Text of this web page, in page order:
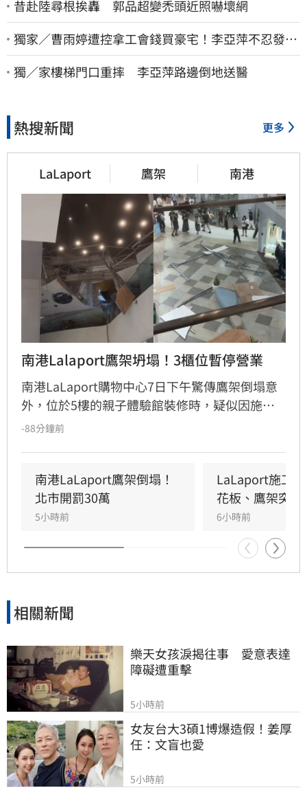
昔赴陸尋根挨轟 郭品超變禿頭近照嚇壞網
獨家／曹雨婷遭控拿工會錢買豪宅！李亞萍不忍發
聲：余天管工會都貼錢
獨／家樓梯門口重摔 李亞萍路邊倒地送醫
熱搜新聞 更多
LaLaport 鷹架 南港
南港Lalaport鷹架坍塌！3櫃位暫停營業
南港LaLaport購物中心7日下午驚傳鷹架倒塌意
外，位於5樓的親子體驗館裝修時，疑似因施工
未固定妥當，導致鷹架與天花板崩落，現場粉塵
3樓部分櫃位暫停營業，其餘區域則維持正常運
作，目前相關單位正積極介入調查，以確保商場
消費安全。
-88分鐘前
南港LaLaport鷹架倒塌！
北市開罰30萬
5小時前
LaLaport施工
花板、鷹架突掉
6小時前
相關新聞
樂天女孩淚揭往事　愛意表達
障礙遭重擊
5小時前
女友台大3碩1博爆造假！姜厚
任：文盲也愛
5小時前